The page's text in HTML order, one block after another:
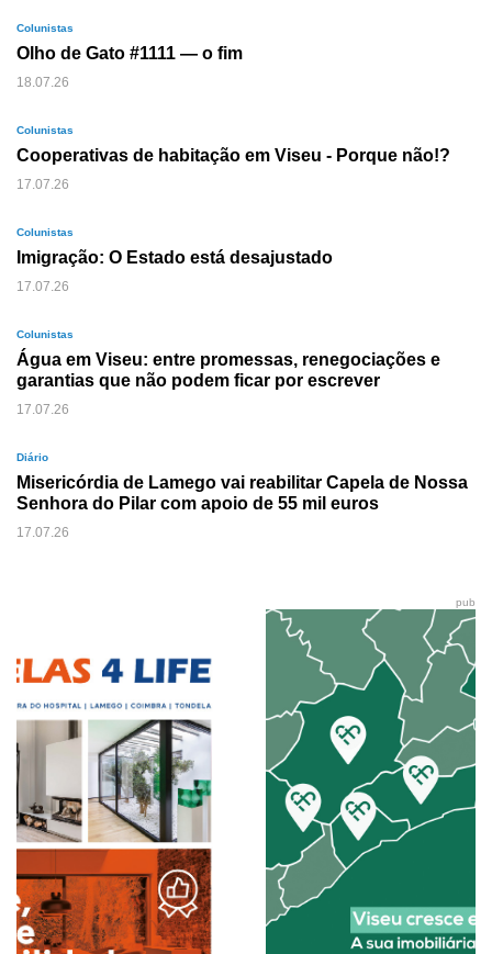
Colunistas
Olho de Gato #1111 — o fim
18.07.26
Colunistas
Cooperativas de habitação em Viseu - Porque não!?
17.07.26
Colunistas
Imigração: O Estado está desajustado
17.07.26
Colunistas
Água em Viseu: entre promessas, renegociações e
garantias que não podem ficar por escrever
17.07.26
Diário
Misericórdia de Lamego vai reabilitar Capela de Nossa
Senhora do Pilar com apoio de 55 mil euros
17.07.26
pub